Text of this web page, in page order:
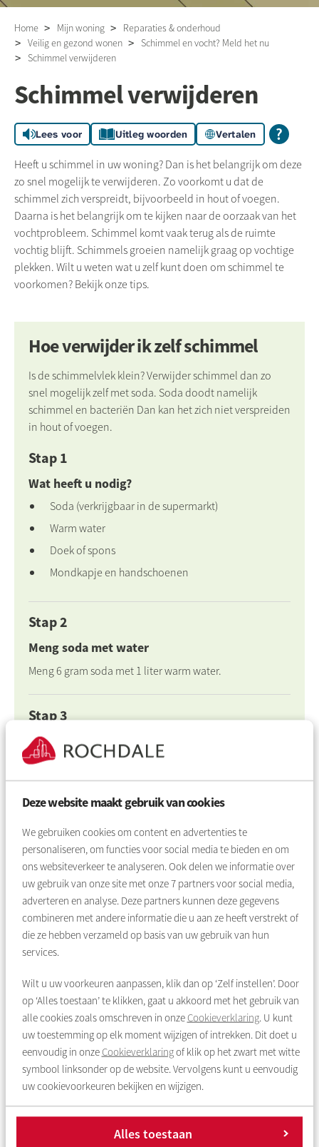
Deze website maakt gebruik van cookies
We gebruiken cookies om content en advertenties te
personaliseren, om functies voor social media te bieden en om
ons websiteverkeer te analyseren. Ook delen we informatie over
uw gebruik van onze site met onze7 partners voor social media,
adverteren en analyse. Deze partners kunnen deze gegevens
combineren met andere informatie die u aan ze heeft verstrekt of
die ze hebben verzameld op basis van uw gebruik van hun
services.
Wilt u uw voorkeuren aanpassen, klik dan op ‘Zelf instellen’. Door
op ‘Alles toestaan’ te klikken, gaat u akkoord met het gebruik van
alle cookies zoals omschreven in onze Cookieverklaring. U kunt
uw toestemming op elk moment wijzigen of intrekken. Dit doet u
eenvoudig in onze Cookieverklaringof klik op het zwart met witte
symbool linksonder op de website. Vervolgens kunt u eenvoudig
uw cookievoorkeuren bekijken en wijzigen.
Alles toestaan
Home Mijn woning
Reparaties & onderhoud
Veilig en gezond wonen
Schimmel en vocht? Meld het nu
Schimmel verwijderen
Schimmel verwijderen
Lees voor Uitleg woorden Vertalen
Heeft u schimmel in uw woning? Dan is het belangrijk om deze
zo snel mogelijk te verwijderen. Zo voorkomt u dat de
schimmel zich verspreidt, bijvoorbeeld in hout of voegen.
Daarna is het belangrijk om te kijken naar de oorzaak van het
vochtprobleem. Schimmel komt vaak terug als de ruimte
vochtig blijft. Schimmels groeien namelijk graag op vochtige
plekken. Wilt u weten wat u zelf kunt doen om schimmel te
voorkomen? Bekijk onze tips.
Hoe verwijder ik zelf schimmel
Is de schimmelvlek klein? Verwijder schimmel dan zo
snel mogelijk zelf met soda. Soda doodt namelijk
schimmel en bacteriën Dan kan het zich niet verspreiden
in hout of voegen.
Stap 1
Wat heeft u nodig?
Soda (verkrijgbaar in de supermarkt)
Warm water
Doek of spons
Mondkapje en handschoenen
Stap 2
Meng soda met water
Meng 6 gram soda met 1 liter warm water.
Stap 3
Gebruik een doek of sponsje
Maak de plek schoon met een doek of spons. Maak ook
de ruimte om de plek heen schoon.
Stap 4
Ventileer
Zet een raam open in de ruimte. Zo verdwijnt het vocht
sneller.
Het is belangrijk dat u vochtproblemen aanpakt om te zorgen
dat de schimmel niet meer terugkomt.Deze tipshelpen u
daarbij. Weet u ondanks deze tips niet zo goed hoe u de
vochtproblemen moet aanpakken? Kijk op 'Vocht en
schimmel? Dat lossen we samen op'.
Ook interessant